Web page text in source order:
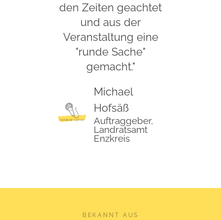
den Zeiten geachtet
und aus der
Veranstaltung eine
"runde Sache"
gemacht."
Michael
Hofsäß
Auftraggeber,
Landratsamt
Enzkreis
BEKANNT AUS